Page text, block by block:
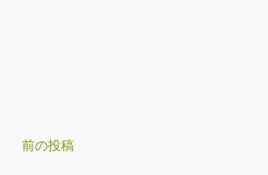
前の投稿